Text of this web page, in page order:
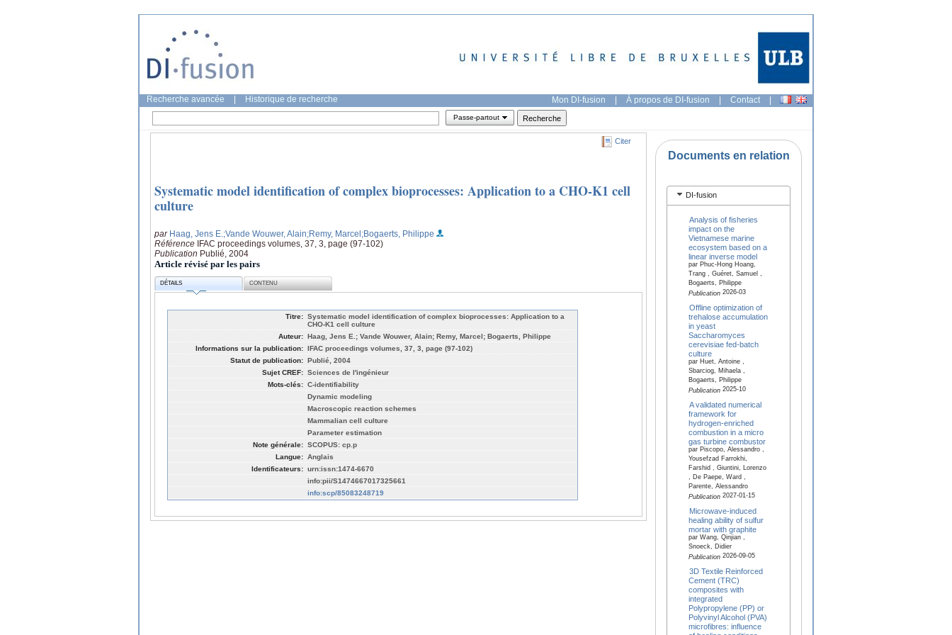
Recherche avancée Historique de recherche Mon DI-fusion | À propos de DI-fusion | Contact |
Passe-partout
Citer
Systematic model identification of complex bioprocesses: Application to a CHO-K1 cell
culture
par Haag, Jens E. ;Vande Wouwer, Alain;Remy, Marcel;Bogaerts, Philippe
Référence IFAC proceedings volumes, 37, 3, page (97-102)
Publication Publié, 2004
Article révisé par les pairs
DÉTAILS CONTENU
Titre: Systematic model identification of complex bioprocesses: Application to a
CHO-K1 cell culture
Auteur: Haag, Jens E.; Vande Wouwer, Alain; Remy, Marcel; Bogaerts, Philippe
Informations sur la publication: IFAC proceedings volumes, 37, 3, page (97-102)
Statut de publication: Publié, 2004
Sujet CREF: Sciences de l'ingénieur
Mots-clés: C-identifiability
Dynamic modeling
Macroscopic reaction schemes
Mammalian cell culture
Parameter estimation
Note générale: SCOPUS: cp.p
Langue: Anglais
Identificateurs: urn:issn:1474-6670
info:pii/S1474667017325661
info:scp/85083248719
Documents en relation
DI-fusion
Analysis of fisheries
impact on the
Vietnamese marine
ecosystem based on a
linear inverse model
par Phuc-Hong Hoang,
Trang , Guéret, Samuel ,
Bogaerts, Philippe
Publication2026-03
Offline optimization of
trehalose accumulation
in yeast
Saccharomyces
cerevisiae fed-batch
culture
par Huet, Antoine ,
Sbarciog, Mihaela ,
Bogaerts, Philippe
Publication2025-10
A validated numerical
framework for
hydrogen-enriched
combustion in a micro
gas turbine combustor
par Piscopo, Alessandro ,
Yousefzad Farrokhi,
Farshid , Giuntini, Lorenzo
, De Paepe, Ward ,
Parente, Alessandro
Publication2027-01-15
Microwave-induced
healing ability of sulfur
mortar with graphite
par Wang, Qinjian ,
Snoeck, Didier
Publication2026-09-05
3D Textile Reinforced
Cement (TRC)
composites with
integrated
Polypropylene (PP) or
Polyvinyl Alcohol (PVA)
microfibres: influence